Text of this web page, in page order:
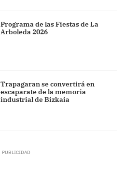
Programa de las Fiestas de La
Arboleda 2026
Trapagaran se convertirá en
escaparate de la memoria
industrial de Bizkaia